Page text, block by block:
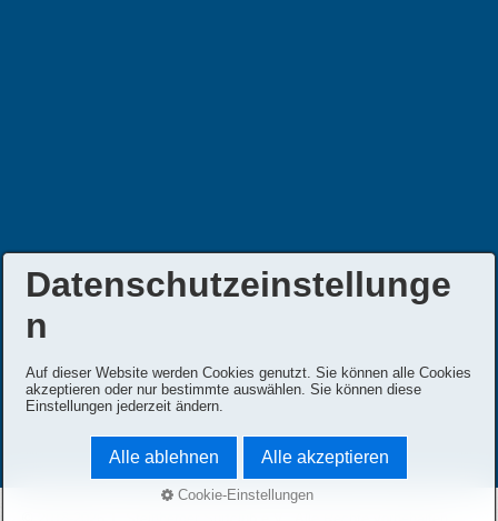
Datenschutzeinstellunge
n
Auf dieser Website werden Cookies genutzt. Sie können alle Cookies
akzeptieren oder nur bestimmte auswählen. Sie können diese
Einstellungen jederzeit ändern.
Alle ablehnen Alle akzeptieren
Cookie-Einstellungen